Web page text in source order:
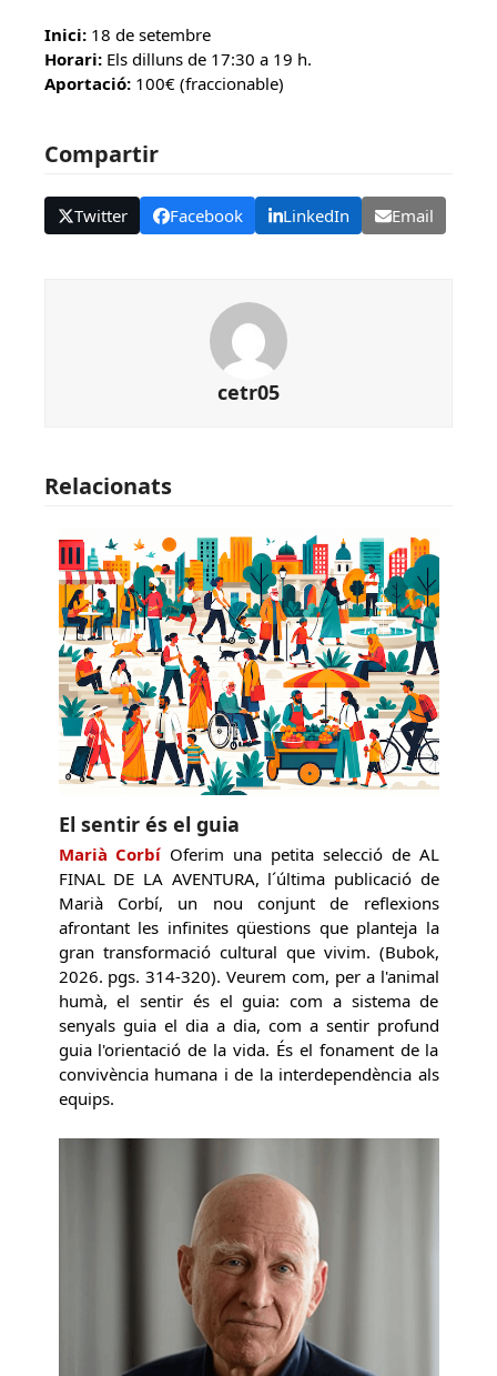
Inici: 18 de setembre
Horari: Els dilluns de 17:30 a 19 h.
Aportació: 100€ (fraccionable)
Compartir
Twitter Facebook LinkedIn Email
cetr05
Relacionats
El sentir és el guia
Marià Corbí Oferim una petita selecció de AL
FINAL DE LA AVENTURA, l´última publicació de
Marià Corbí, un nou conjunt de reflexions
afrontant les infinites qüestions que planteja la
gran transformació cultural que vivim. (Bubok,
2026. pgs. 314-320). Veurem com, per a l'animal
humà, el sentir és el guia: com a sistema de
senyals guia el dia a dia, com a sentir profund
guia l'orientació de la vida. És el fonament de la
convivència humana i de la interdependència als
equips.